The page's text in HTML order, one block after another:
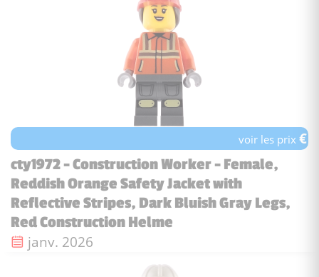
voir les prix€
cty1972 - Construction Worker - Female,
Reddish Orange Safety Jacket with
Reflective Stripes, Dark Bluish Gray Legs,
Red Construction Helme
Date de sortie :
janv. 2026